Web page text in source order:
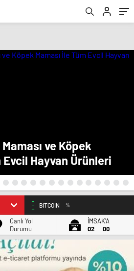
ve Köpek
Evcil Hayvan Ürünleri
BITCOIN %
Canlı Yol
Durumu
İMSAK'A
02
00